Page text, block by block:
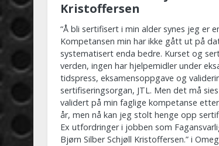
Kristoffersen
“Å bli sertifisert i min alder synes jeg er
Kompetansen min har ikke gått ut på
systematisert enda bedre. Kurset og
verden, ingen har hjelpemidler under
tidspress, eksamensoppgave og
sertifiseringsorgan, JTL. Men det må
validert på min faglige kompetanse
år, men nå kan jeg stolt henge opp
Ex utfordringer i jobben som
Bjørn Silber Schjøll Kristoffersen.” i